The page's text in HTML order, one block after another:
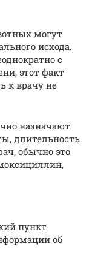
могут
исхода.
с
этот факт
к врачу не
назначают
длительность
обычно это
пункт
об